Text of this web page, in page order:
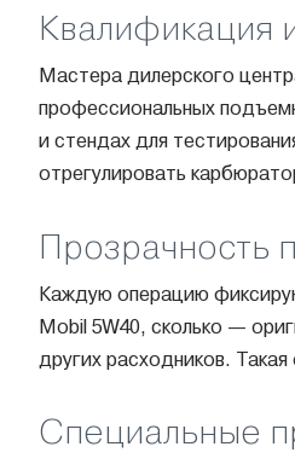
Квалификация
Мастера дилерского
профессиональных
и стендах для
отрегулировать
Прозрачность
Каждую операцию
Mobil 5W40, сколько —
других расходников.
Специальные